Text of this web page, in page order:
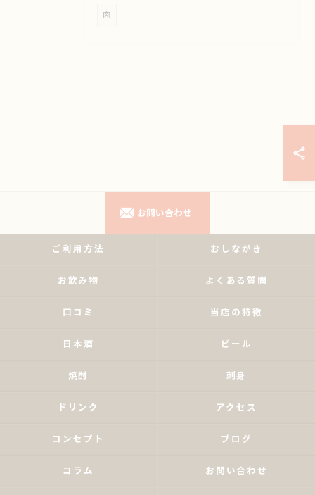
肉
お問い合わせ
ご利用方法 おしながき
お飲み物 よくある質問
口コミ 当店の特徴
日本酒 ビール
焼酎 刺身
ドリンク アクセス
コンセプト ブログ
コラム お問い合わせ